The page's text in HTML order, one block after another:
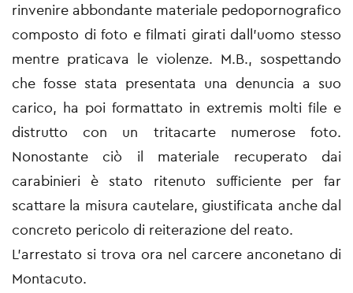
rinvenire abbondante materiale pedopornografico
composto di foto e filmati girati dall'uomo stesso
mentre praticava le violenze. M.B., sospettando
che fosse stata presentata una denuncia a suo
carico, ha poi formattato in extremis molti file e
distrutto con un tritacarte numerose foto.
Nonostante ciò il materiale recuperato dai
carabinieri è stato ritenuto sufficiente per far
scattare la misura cautelare, giustificata anche dal
concreto pericolo di reiterazione del reato.
L'arrestato si trova ora nel carcere anconetano di
Montacuto.